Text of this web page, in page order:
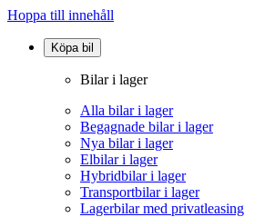
Hoppa till innehåll
Köpa bil
Bilar i lager
Alla bilar i lager
Begagnade bilar i lager
Nya bilar i lager
Elbilar i lager
Hybridbilar i lager
Transportbilar i lager
Lagerbilar med privatleasing